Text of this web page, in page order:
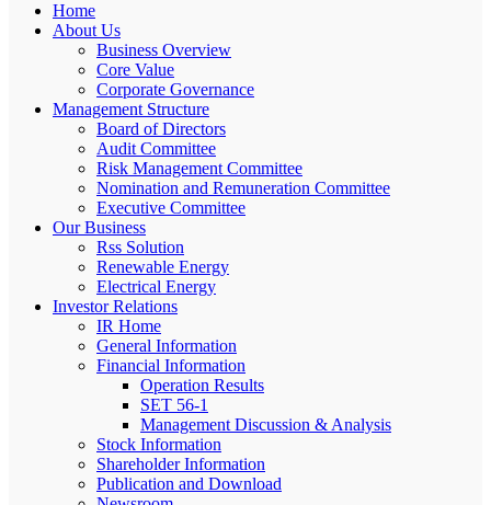
Home
About Us
Business Overview
Core Value
Corporate Governance
Management Structure
Board of Directors
Audit Committee
Risk Management Committee
Nomination and Remuneration Committee
Executive Committee
Our Business
Rss Solution
Renewable Energy
Electrical Energy
Investor Relations
IR Home
General Information
Financial Information
Operation Results
SET 56-1
Management Discussion & Analysis
Stock Information
Shareholder Information
Publication and Download